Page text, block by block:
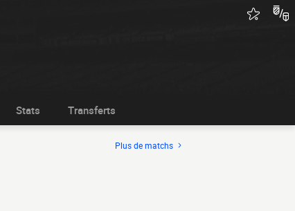
Stats Transferts
Plus de matchs